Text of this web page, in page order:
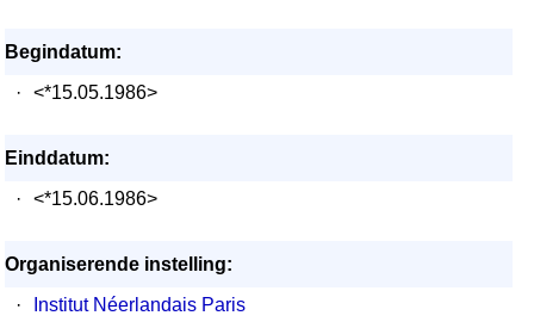
Begindatum:
·
<*15.05.1986>
Einddatum:
·
<*15.06.1986>
Organiserende instelling:
·
Institut Néerlandais Paris